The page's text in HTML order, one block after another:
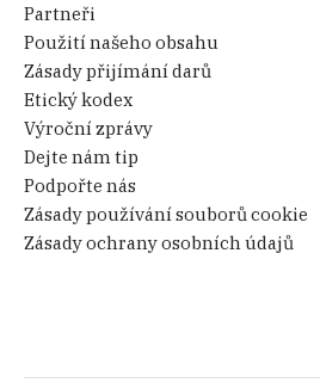
Partneři
Použití našeho obsahu
Zásady přijímání darů
Etický kodex
Výroční zprávy
Dejte nám tip
Podpořte nás
Zásady používání souborů cookie
Zásady ochrany osobních údajů